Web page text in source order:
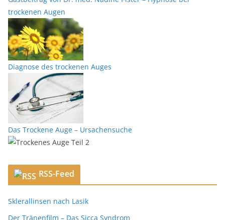
trockenen Augen
Diagnose des trockenen Auges
Das Trockene Auge – Ursachensuche
RSS-Feed
Sklerallinsen nach Lasik
Der Tränenfilm – Das Sicca Syndrom